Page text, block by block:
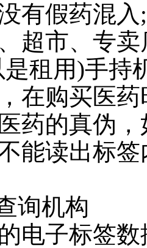
有假药混入 ;
超市、专
租用)手持
在购买医
药的真伪
能读出标
询机构
电子标签